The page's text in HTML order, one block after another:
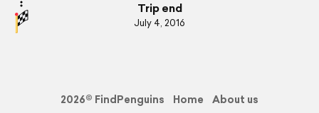
Trip end
July 4, 2016
2026© FindPenguins Home
About us